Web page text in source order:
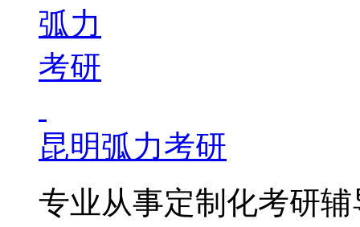
昆明弧力考研
专业从事定制化考研辅